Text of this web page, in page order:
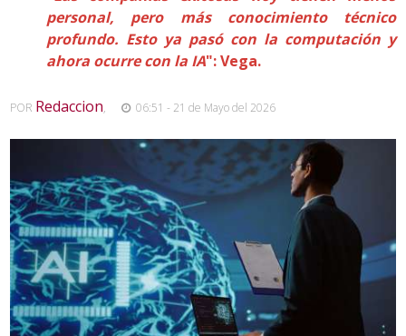
personal, pero más conocimiento técnico
profundo. Esto ya pasó con la computación y
ahora ocurre con la IA": Vega.
POR Redaccion, 06:51 - 21 de Mayo del 2026